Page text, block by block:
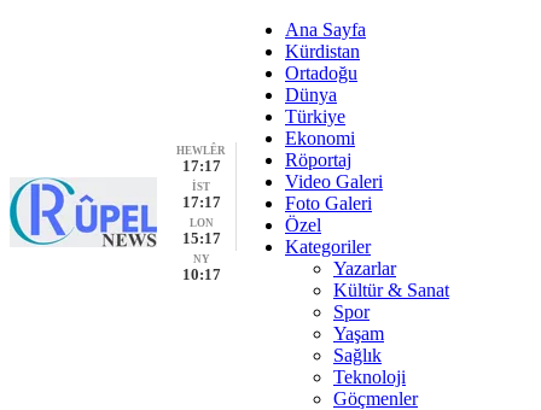
HEWLÊR
17:17
İST
17:17
LON
15:17
NY
10:17
Ana Sayfa
Kürdistan
Ortadoğu
Dünya
Türkiye
Ekonomi
Röportaj
Video Galeri
Foto Galeri
Özel
Kategoriler
Yazarlar
Kültür & Sanat
Spor
Yaşam
Sağlık
Teknoloji
Göçmenler